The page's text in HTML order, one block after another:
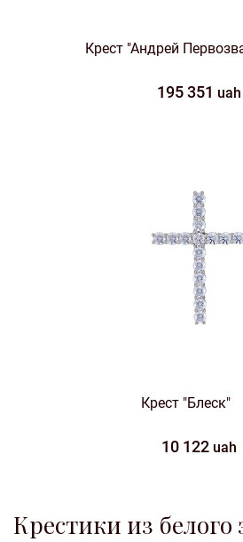
Крест "Андрей
195 351 uah
Крест "Блеск"
10 122 uah
Крестики из белого